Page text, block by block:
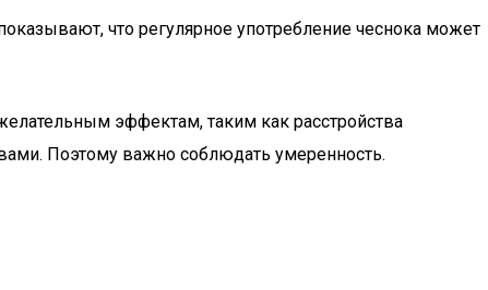
что регулярное употребление чеснока может
эффектам, таким как расстройства
Поэтому важно соблюдать умеренность.